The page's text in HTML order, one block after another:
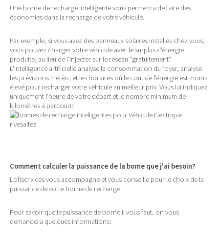
Une borne de recharge intelligente vous permettra de faire des
économies dans la recharge de votre véhicule.
Par exemple, si vous avez des panneaux solaires installés chez vous,
vous pouvez charger votre véhicule avec le surplus d'énergie
produite, au lieu de l'injecter sur le réseau "gratuitement".
L'intelligence artificielle analyse la consommation du foyer, analyse
les prévisions météo, et les horaires où le cout de l'énergie est moins
élevé pour recharger votre véhicule au meilleur prix. Vous lui indiquez
uniquement l'heure de votre départ et le nombre minimum de
kilomètres à parcourir.
Comment calculer la puissance de la borne que j'ai besoin?
Lofiservices vous accompagne et vous conseille pour le choix de la
puissance de votre borne de recharge.
Pour savoir quelle puissance de borne il vous faut, on vous
demandera quelques informations: